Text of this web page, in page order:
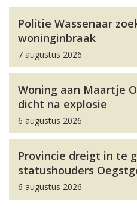
Politie Wassenaar
woninginbraak
7 augustus 2026
Woning aan Maartje
dicht na explosie
6 augustus 2026
Provincie dreigt in te
statushouders
6 augustus 2026